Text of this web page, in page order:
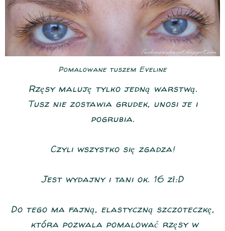
Pomalowane tuszem Eveline
Rzęsy maluję tylko jedną warstwą.
Tusz nie zostawia grudek, unosi je i
pogrubia.
Czyli wszystko się zgadza!
Jest wydajny i tani ok. 16 zł:D
Do tego ma fajną, elastyczną szczoteczkę,
która pozwala pomalować rzęsy w